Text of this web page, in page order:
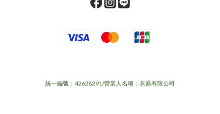
統一編號：42628291/營業人名稱：衣喬有限公司